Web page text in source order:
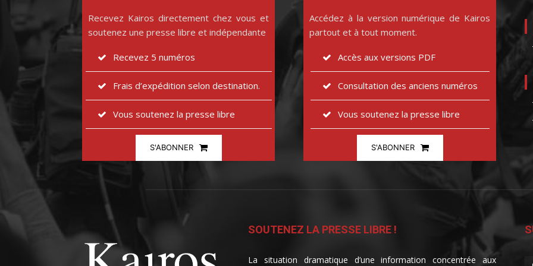
Recevez Kairos directement chez vous et
soutenez une presse libre et indépendante
Recevez 5 numéros
Frais d’expédition selon destination.
Vous soutenez la presse libre
S'ABONNER
Accédez à la version numérique de Kairos
partout et à tout moment.
Accès aux versions PDF
Consultation des anciens numéros
Vous soutenez la presse libre
S'ABONNER
SOUTENEZ LA PRESSE LIBRE !
La situation dramatique d’une information concentrée aux